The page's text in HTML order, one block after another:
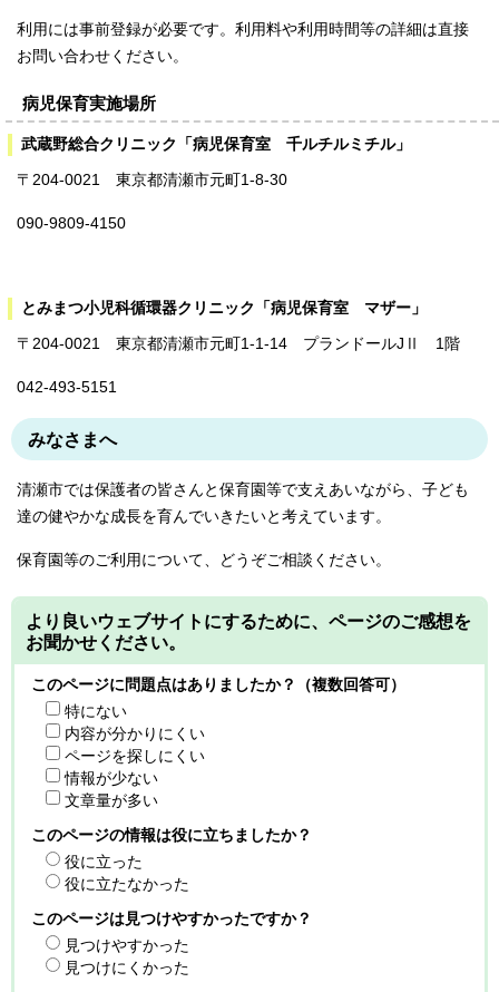
利用には事前登録が必要です。利用料や利用時間等の詳細は直接
お問い合わせください。
病児保育実施場所
武蔵野総合クリニック「病児保育室 千ルチルミチル」
〒204-0021 東京都清瀬市元町1-8-30
090-9809-4150
とみまつ小児科循環器クリニック「病児保育室 マザー」
〒204-0021 東京都清瀬市元町1-1-14 プランドールJⅡ 1階
042-493-5151
みなさまへ
清瀬市では保護者の皆さんと保育園等で支えあいながら、子ども
達の健やかな成長を育んでいきたいと考えています。
保育園等のご利用について、どうぞご相談ください。
より良いウェブサイトにするために、ページのご感想を
お聞かせください。
このページに問題点はありましたか？（複数回答可）
特にない
内容が分かりにくい
ページを探しにくい
情報が少ない
文章量が多い
このページの情報は役に立ちましたか？
役に立った
役に立たなかった
このページは見つけやすかったですか？
見つけやすかった
見つけにくかった